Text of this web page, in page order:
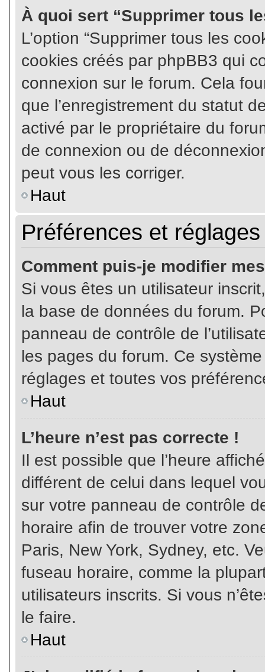
À quoi sert “Supprimer tous
L’option “Supprimer tous les
cookies créés par phpBB3 qui
connexion sur le forum. Cela
que l’enregistrement du statut
activé par le propriétaire du
de connexion ou de
peut vous les corriger.
Haut
Préférences et
Comment puis-je modifier
Si vous êtes un utilisateur
la base de données du forum.
panneau de contrôle de
les pages du forum. Ce
réglages et toutes vos
Haut
L’heure n’est pas correcte !
Il est possible que l’heure
différent de celui dans lequel
sur votre panneau de contrôle
horaire afin de trouver votre
Paris, New York, Sydney, etc.
fuseau horaire, comme la
utilisateurs inscrits. Si vous
le faire.
Haut